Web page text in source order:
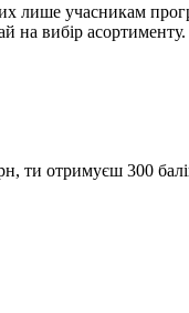
лише учасникам
на вибір асортименту.
ти отримуєш 300